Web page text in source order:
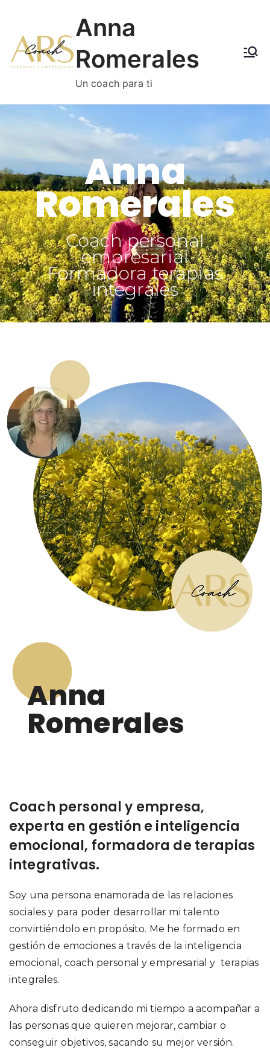
Anna
Romerales
Un coach para ti
Anna
Romerales
Coach personal
empresarial
Formadora terapias
integrales
Anna
Romerales
Coach personal y empresa,
experta en gestión e inteligencia
emocional, formadora de terapias
integrativas.
Soy una persona enamorada de las relaciones
sociales y para poder desarrollar mi talento
convirtiéndolo en propósito. Me he formado en
gestión de emociones a través de la inteligencia
emocional, coach personal y empresarial y terapias
integrales.
Ahora disfruto dedicando mi tiempo a acompañar a
las personas que quieren mejorar, cambiar o
conseguir objetivos, sacando su mejor versión.